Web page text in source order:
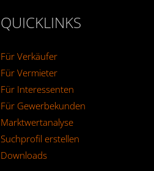
QUICKLINKS
Für Verkäufer
Für Vermieter
Für Interessenten
Für Gewerbekunden
Marktwertanalyse
Suchprofil erstellen
Downloads